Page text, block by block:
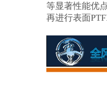
等显著性能优
再进行表面